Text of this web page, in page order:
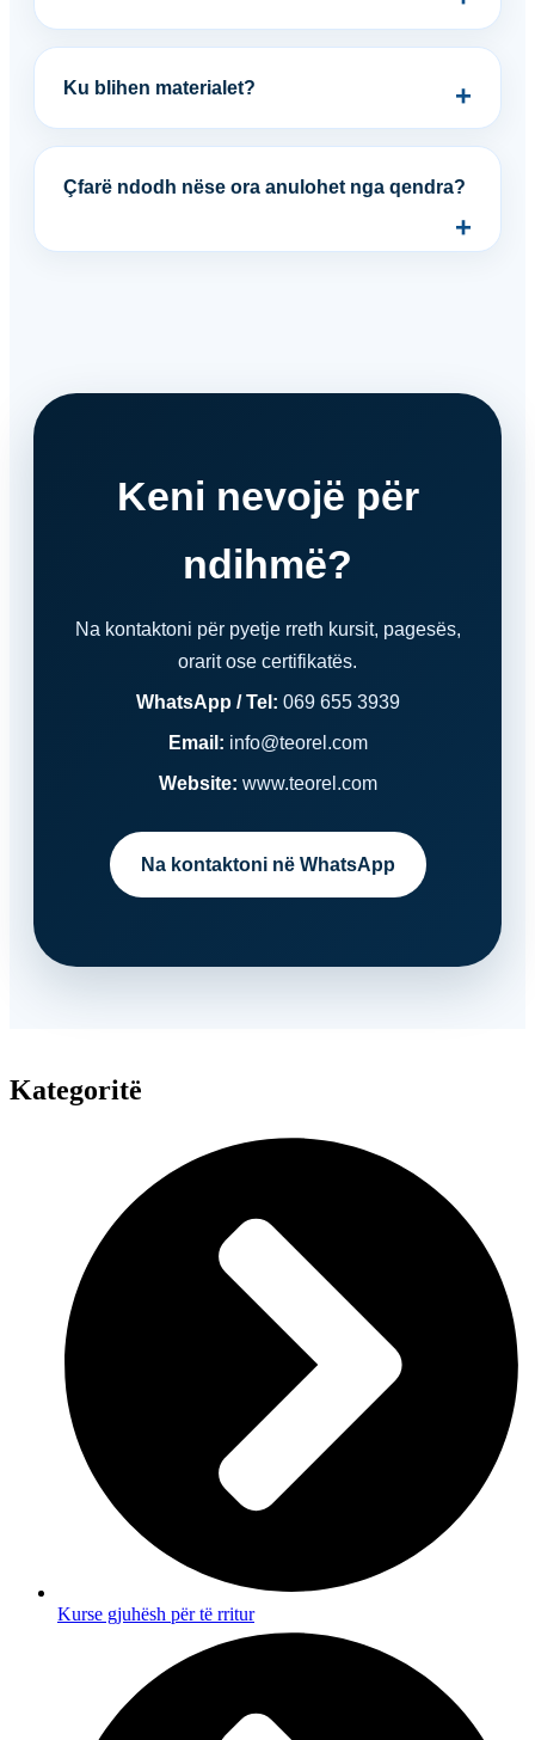
Ku blihen materialet?
Çfarë ndodh nëse ora anulohet nga qendra?
Keni nevojë për
ndihmë?
Na kontaktoni për pyetje rreth kursit, pagesës,
orarit ose certifikatës.
WhatsApp / Tel: 069 655 3939
Email: info@teorel.com
Website: www.teorel.com
Na kontaktoni në WhatsApp
Kategoritë
Kurse gjuhësh për të rritur